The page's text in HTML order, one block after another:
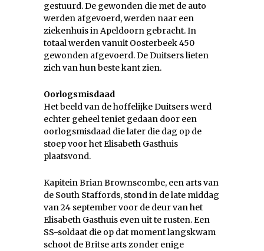
gestuurd. De gewonden die met de auto
werden afgevoerd, werden naar een
ziekenhuis in Apeldoorn gebracht. In
totaal werden vanuit Oosterbeek 450
gewonden afgevoerd. De Duitsers lieten
zich van hun beste kant zien.
Oorlogsmisdaad
Het beeld van de hoffelijke Duitsers werd
echter geheel teniet gedaan door een
oorlogsmisdaad die later die dag op de
stoep voor het Elisabeth Gasthuis
plaatsvond.
Kapitein Brian Brownscombe, een arts van
de South Staffords, stond in de late middag
van 24 september voor de deur van het
Elisabeth Gasthuis even uit te rusten. Een
SS-soldaat die op dat moment langskwam
schoot de Britse arts zonder enige